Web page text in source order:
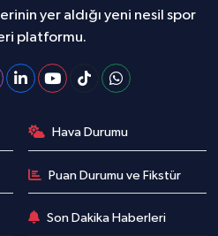
yer aldığı yeni nesil spor
platformu.
Hava Durumu
Puan Durumu ve Fikstür
Son Dakika Haberleri